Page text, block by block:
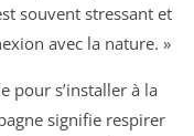
souvent stressant et
avec la nature. »
pour s’installer à la
signifie respirer